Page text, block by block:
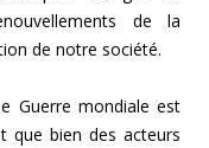
de la
de notre société.
Guerre mondiale est
que bien des acteurs